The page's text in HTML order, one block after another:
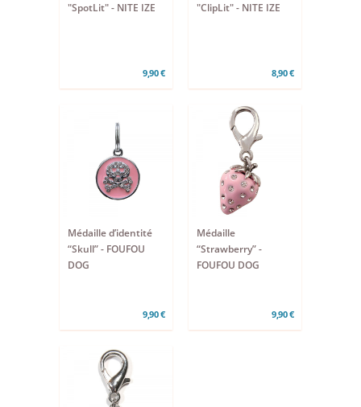
"SpotLit" - NITE IZE
9,90 €
"ClipLit" - NITE IZE
8,90 €
Médaille d’identité
“Skull” - FOUFOU
DOG
9,90 €
Médaille
“Strawberry” -
FOUFOU DOG
9,90 €